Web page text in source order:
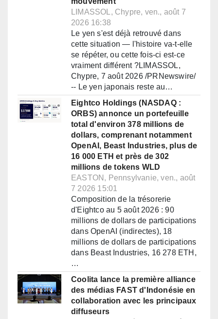
LIMASSOL, Chypre, ven., août 7
2026 16:38
Le yen s'est déjà retrouvé dans
cette situation — l'histoire va-t-elle
se répéter, ou cette fois-ci est-ce
vraiment différent ?LIMASSOL,
Chypre, 7 août 2026 /PRNewswire/
-- Le yen japonais reste au…
Eightco Holdings (NASDAQ :
ORBS) annonce un portefeuille
total d'environ 378 millions de
dollars, comprenant notamment
OpenAI, Beast Industries, plus de
16 000 ETH et près de 302
millions de tokens WLD
EASTON, Pennsylvanie, ven., août
7 2026 15:01
Composition de la trésorerie
d'Eightco au 5 août 2026 : 90
millions de dollars de participations
dans OpenAI (indirectes), 18
millions de dollars de participations
dans Beast Industries, 16 278 ETH,
…
Coolita lance la première alliance
des médias FAST d'Indonésie en
collaboration avec les principaux
diffuseurs